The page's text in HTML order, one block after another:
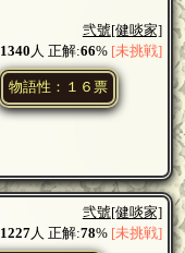
弐號[健啖家]
1340 人 正解:66% [未挑戦]
物語性：１６票
弐號[健啖家]
1227人 正解:78% [未挑戦]